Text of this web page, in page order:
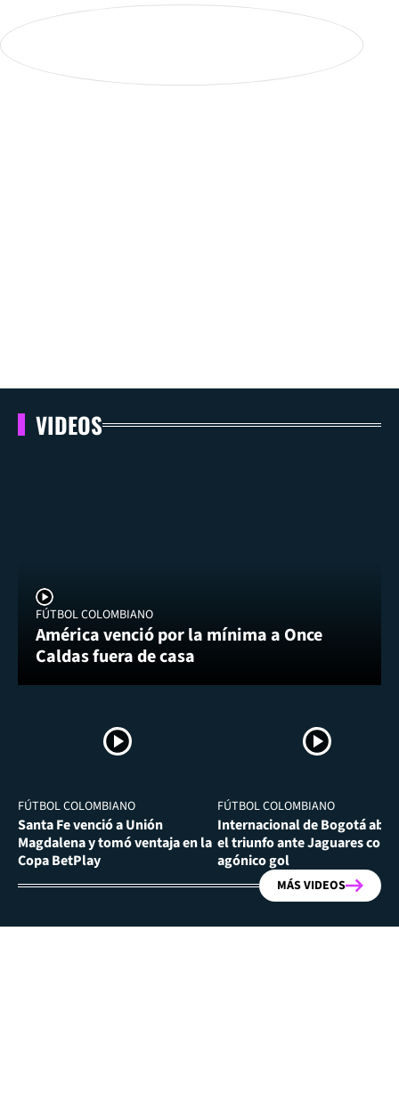
VIDEOS
FÚTBOL COLOMBIANO
América venció por la mínima a Once
Caldas fuera de casa
FÚTBOL COLOMBIANO
Santa Fe venció a Unión
Magdalena y tomó ventaja en la
Copa BetPlay
FÚTBOL COLOMBIANO
Internacional de Bogotá
el triunfo ante Jaguares con
agónico gol
MÁS VIDEOS